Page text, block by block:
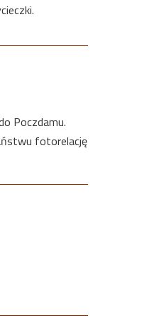
Poczdamu.
fotorelację